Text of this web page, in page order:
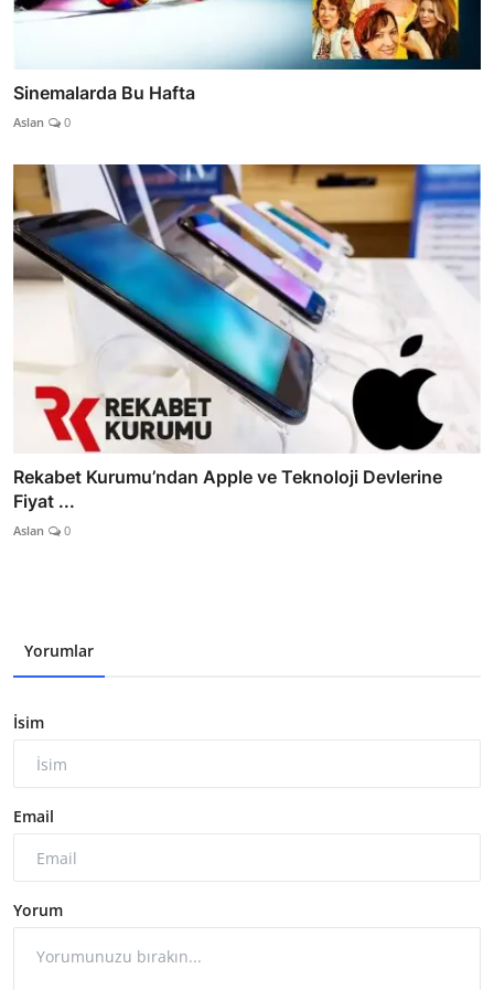
Sinemalarda Bu Hafta
Aslan 0
Rekabet Kurumu’ndan Apple ve Teknoloji Devlerine
Fiyat ...
Aslan 0
Yorumlar
İsim
Email
Yorum